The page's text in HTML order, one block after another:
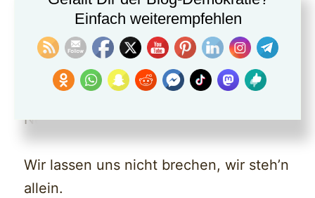
Wir bleiben stark, wir bleiben frei!
[Chorus]
Nein, Merz, nicht mit uns, wir sagen
Nein!
Wir lassen uns nicht brechen, wir steh’n
allein.
Einfach weiterempfehlen